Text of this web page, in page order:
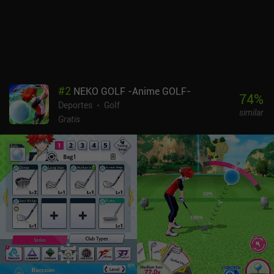
#2 NEKO GOLF -Anime GOLF-
Deportes
Golf
Gratis
74%
similar